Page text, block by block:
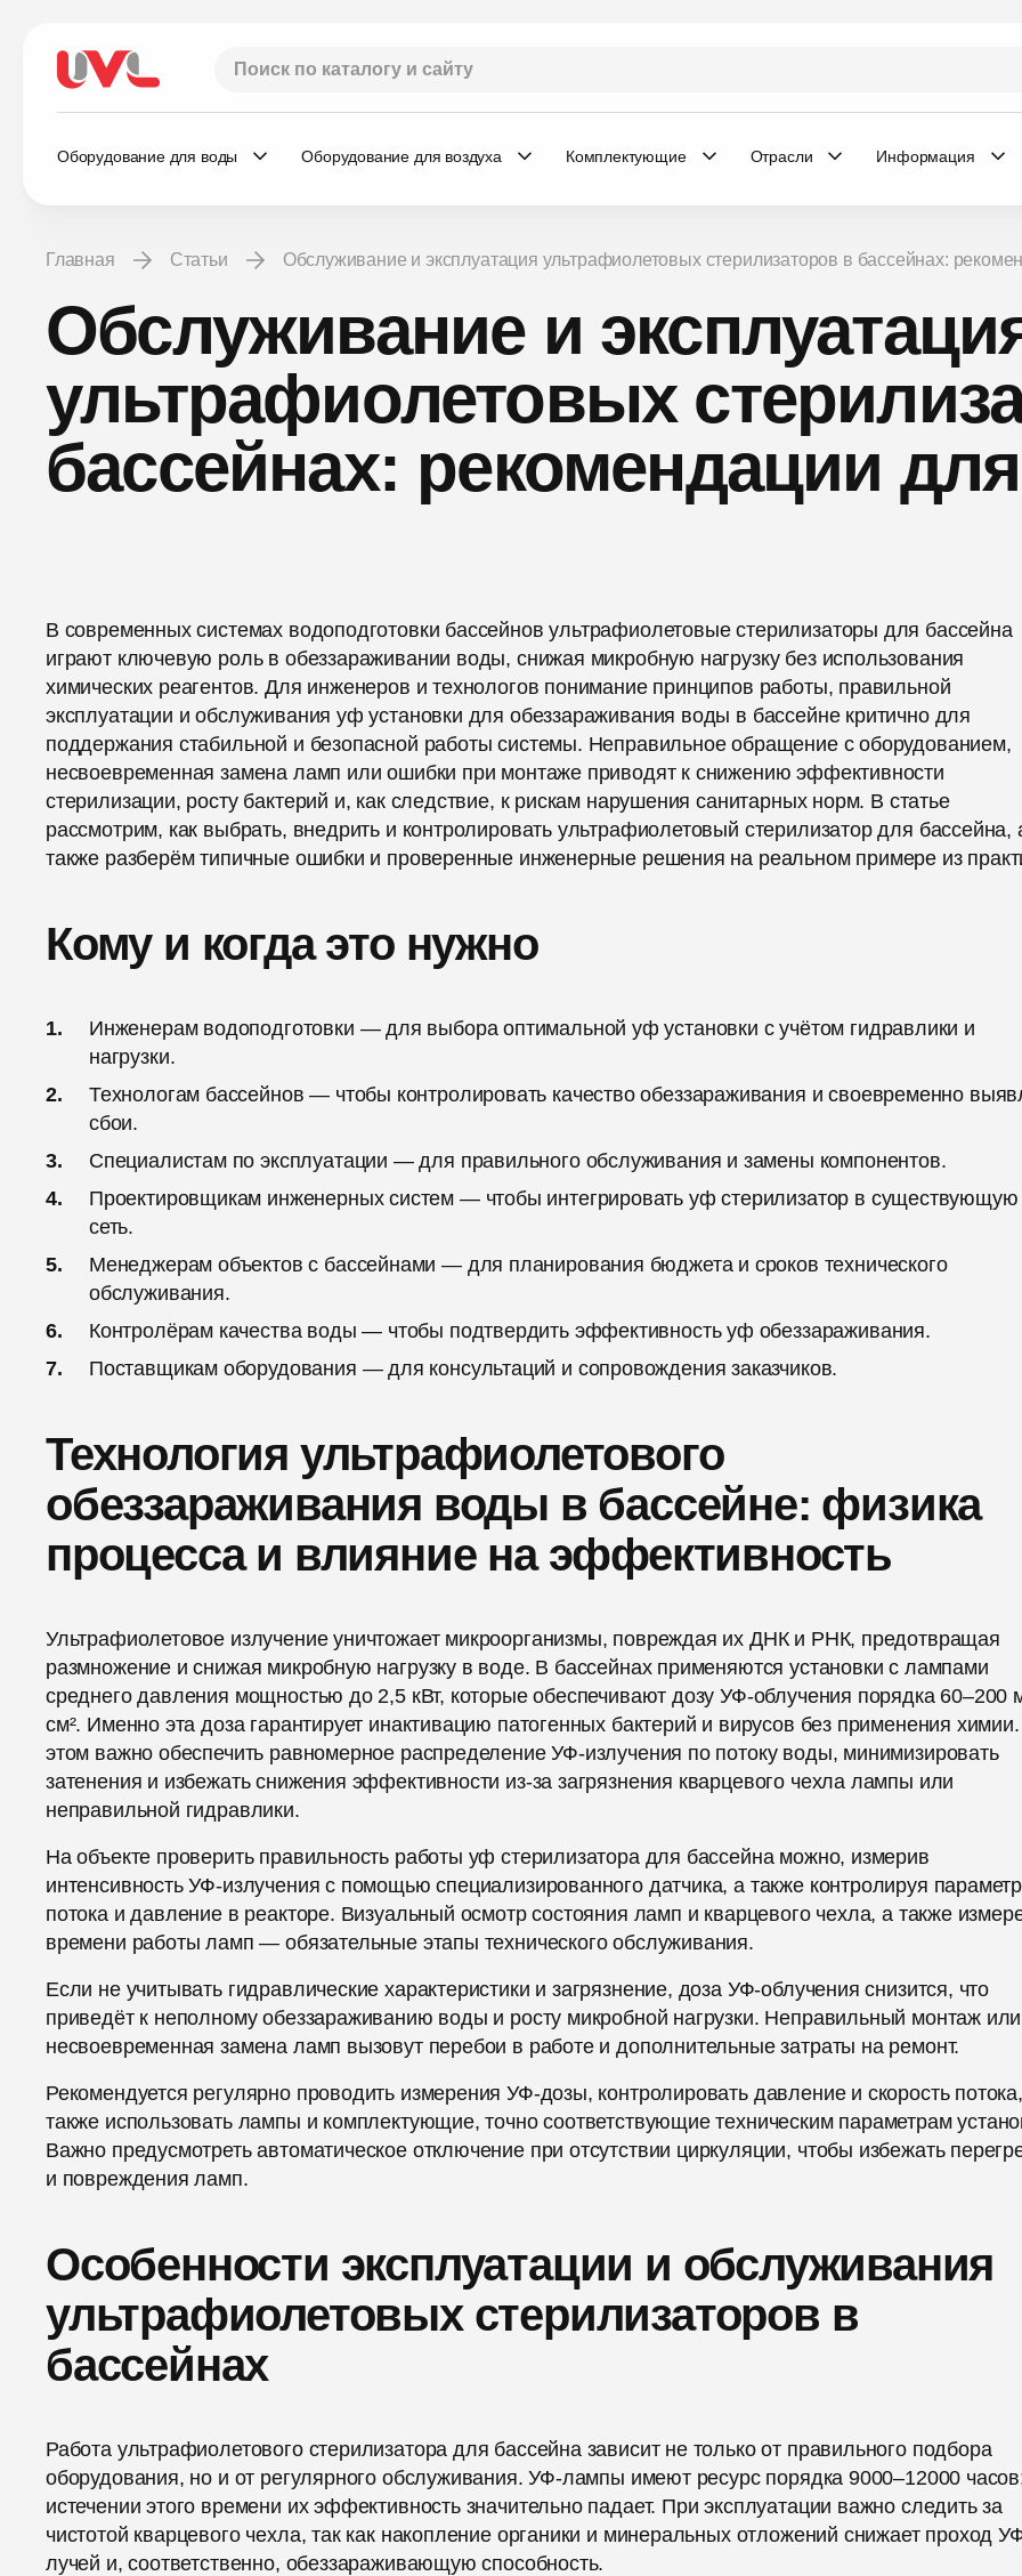
Оборудование для воды Оборудование для воздуха Комплектующие Отрасли Информация
Главная Статьи Обслуживание и эксплуатация ультрафиолетовых стерилизаторов в бассейнах:
Обслуживание и
ультрафиолетовых
бассейнах: рекомендации
В современных системах водоподготовки бассейнов ультрафиолетовые стерилизаторы для бассейна
играют ключевую роль в обеззараживании воды, снижая микробную нагрузку без использования
химических реагентов. Для инженеров и технологов понимание принципов работы, правильной
эксплуатации и обслуживания уф установки для обеззараживания воды в бассейне критично для
поддержания стабильной и безопасной работы системы. Неправильное обращение с оборудованием,
несвоевременная замена ламп или ошибки при монтаже приводят к снижению эффективности
стерилизации, росту бактерий и, как следствие, к рискам нарушения санитарных норм. В статье
рассмотрим, как выбрать, внедрить и контролировать ультрафиолетовый стерилизатор для бассейна,
также разберём типичные ошибки и проверенные инженерные решения на реальном примере из
Кому и когда это нужно
Инженерам водоподготовки — для выбора оптимальной уф установки с учётом гидравлики и
нагрузки.
Технологам бассейнов — чтобы контролировать качество обеззараживания и своевременно
сбои.
Специалистам по эксплуатации — для правильного обслуживания и замены компонентов.
Проектировщикам инженерных систем — чтобы интегрировать уф стерилизатор в существующую
сеть.
Менеджерам объектов с бассейнами — для планирования бюджета и сроков технического
обслуживания.
Контролёрам качества воды — чтобы подтвердить эффективность уф обеззараживания.
Поставщикам оборудования — для консультаций и сопровождения заказчиков.
Технология ультрафиолетового
обеззараживания воды в бассейне: физика
процесса и влияние на эффективность
Ультрафиолетовое излучение уничтожает микроорганизмы, повреждая их ДНК и РНК, предотвращая
размножение и снижая микробную нагрузку в воде. В бассейнах применяются установки с лампами
среднего давления мощностью до 2,5 кВт, которые обеспечивают дозу УФ-облучения порядка 60–200
см². Именно эта доза гарантирует инактивацию патогенных бактерий и вирусов без применения
этом важно обеспечить равномерное распределение УФ-излучения по потоку воды, минимизировать
затенения и избежать снижения эффективности из-за загрязнения кварцевого чехла лампы или
неправильной гидравлики.
На объекте проверить правильность работы уф стерилизатора для бассейна можно, измерив
интенсивность УФ-излучения с помощью специализированного датчика, а также контролируя
потока и давление в реакторе. Визуальный осмотр состояния ламп и кварцевого чехла, а также
времени работы ламп — обязательные этапы технического обслуживания.
Если не учитывать гидравлические характеристики и загрязнение, доза УФ-облучения снизится, что
приведёт к неполному обеззараживанию воды и росту микробной нагрузки. Неправильный монтаж или
несвоевременная замена ламп вызовут перебои в работе и дополнительные затраты на ремонт.
Рекомендуется регулярно проводить измерения УФ-дозы, контролировать давление и скорость
также использовать лампы и комплектующие, точно соответствующие техническим параметрам
Важно предусмотреть автоматическое отключение при отсутствии циркуляции, чтобы избежать
и повреждения ламп.
Особенности эксплуатации и обслуживания
ультрафиолетовых стерилизаторов в
бассейнах
Работа ультрафиолетового стерилизатора для бассейна зависит не только от правильного подбора
оборудования, но и от регулярного обслуживания. УФ-лампы имеют ресурс порядка 9000–12000
истечении этого времени их эффективность значительно падает. При эксплуатации важно следить за
чистотой кварцевого чехла, так как накопление органики и минеральных отложений снижает проход
лучей и, соответственно, обеззараживающую способность.